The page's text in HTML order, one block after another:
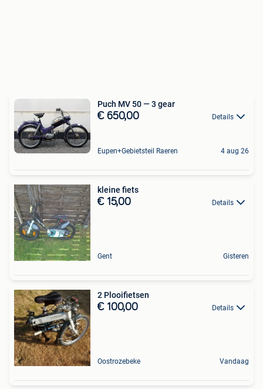
Puch MV 50 — 3 gear
€ 650,00 Details
Eupen+Gebietsteil Raeren 4 aug 26
kleine fiets
€ 15,00 Details
Gent Gisteren
2 Plooifietsen
€ 100,00 Details
Oostrozebeke Vandaag